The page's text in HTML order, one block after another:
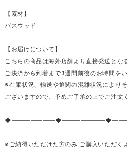
【素材】
バスウッド
【お届けについて】
こちらの商品は海外店舗より直接発送とな
ご決済から到着まで3週間前後のお時間を
※在庫状況、輸送や通関の混雑状況により
ございますので、予めご了承の上でご注文
※ご納得いただけた方のみ ご購入いただく